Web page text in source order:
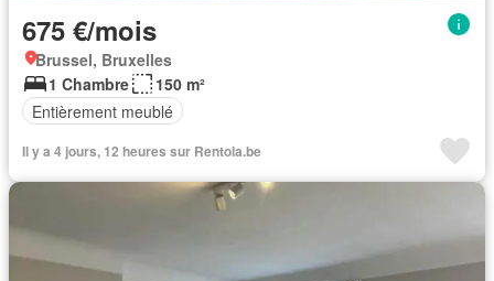
675 €/mois
Brussel, Bruxelles
1 Chambre
150 m²
Entièrement meublé
Il y a 4 jours, 12 heures sur Rentola.be